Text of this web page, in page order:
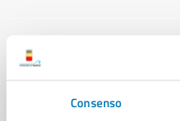
Consenso
NOVITÀ
Notizie
Comunicati